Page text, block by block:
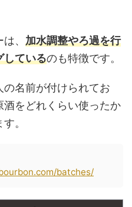
、 加水調整やろ過を行
しているのも特徴です。
名前が付けられてお
酒をどれくらい使ったか
。
batches/